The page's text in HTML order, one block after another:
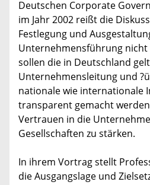
Deutschen Corporate
im Jahr 2002 reißt die
Festlegung und
Unternehmensführung nicht
sollen die in Deutschland
Unternehmensleitung und
nationale wie internationale
transparent gemacht
Vertrauen in die
Gesellschaften zu stärken.
In ihrem Vortrag stellt
die Ausgangslage und